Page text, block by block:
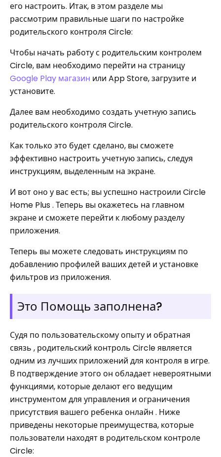
его настроить. Итак, в этом разделе мы
рассмотрим правильные шаги по настройке
родительского контроля Circle:
Чтобы начать работу с родительским контролем
Circle, вам необходимо перейти на страницу
Google Play магазин или App Store, загрузите и
установите.
Далее вам необходимо создать учетную запись
родительского контроля Circle.
Как только это будет сделано, вы сможете
эффективно настроить учетную запись, следуя
инструкциям, выделенным на экране.
И вот оно у вас есть; вы успешно настроили Circle
Home Plus . Теперь вы окажетесь на главном
экране и сможете перейти к любому разделу
приложения.
Теперь вы можете следовать инструкциям по
добавлению профилей ваших детей и установке
фильтров из приложения.
Это Помощь заполнена?
Судя по пользовательскому опыту и обратная
связь , родительский контроль Circle является
одним из лучших приложений для контроля в игре.
В подтверждение этого он обладает невероятными
функциями, которые делают его ведущим
инструментом для управления и ограничения
присутствия вашего ребенка онлайн . Ниже
приведены некоторые преимущества, которые
пользователи находят в родительском контроле
Circle: